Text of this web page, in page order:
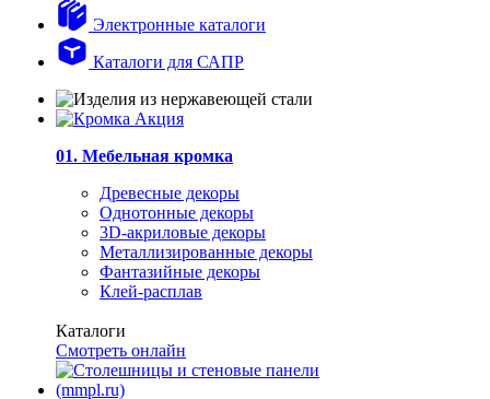
Электронные каталоги
Каталоги для САПР
01. Мебельная кромка
Древесные декоры
Однотонные декоры
3D-акриловые декоры
Металлизированные декоры
Фантазийные декоры
Клей-расплав
Каталоги
Смотреть онлайн